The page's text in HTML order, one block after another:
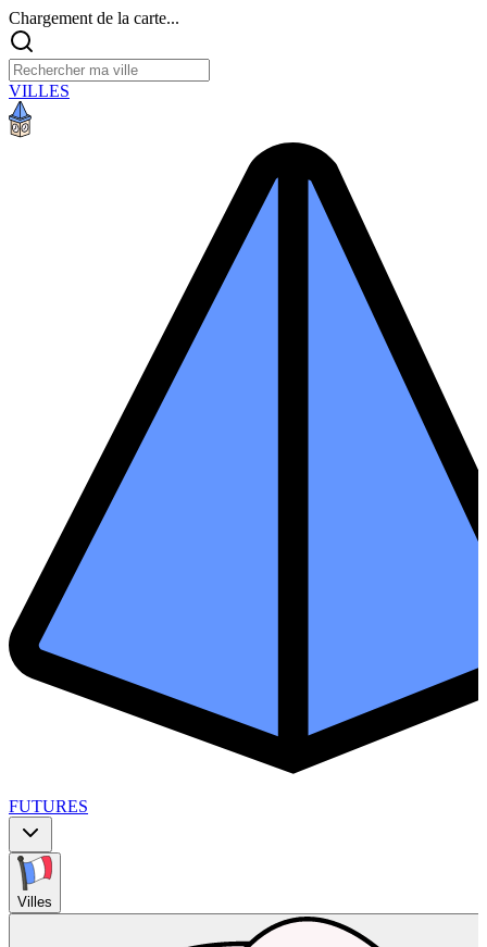
Chargement de la carte...
VILLES
FUTURES
Villes